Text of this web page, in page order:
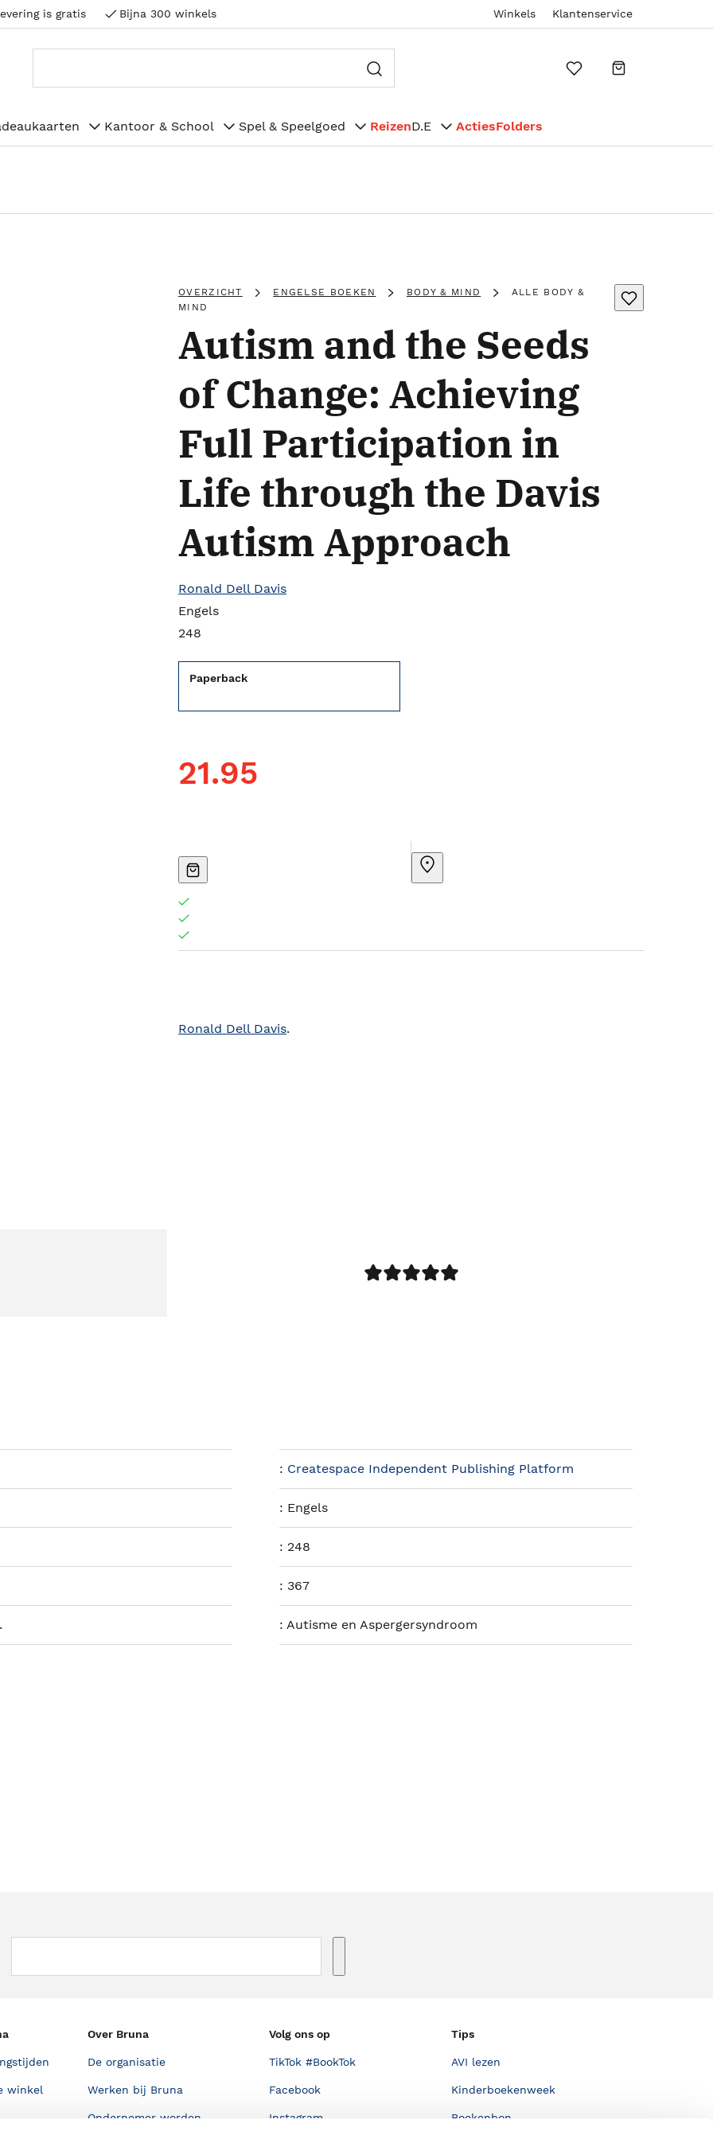
is gratis Bijna 300 winkels Winkels Klantenservice
Kantoor & School Spel & Speelgoed ReizenD.E ActiesFolders
OVERZICHT ENGELSE BOEKEN BODY & MIND
ALLE BODY &
MIND
Autism and the Seeds
of Change: Achieving
Full Participation in
Life through the Davis
Autism Approach
Ronald Dell Davis
Engels
248
Paperback
21.95
Ronald Dell Davis.
: Createspace Independent Publishing Platform
: Engels
: 248
:367
:Autisme en Aspergersyndroom
winkel
Over Bruna
De organisatie
Werken bij Bruna
Ondernemer worden
Volg ons op
TikTok #BookTok
Facebook
Instagram
Tips
AVI lezen
Kinderboekenweek
Boekenbon